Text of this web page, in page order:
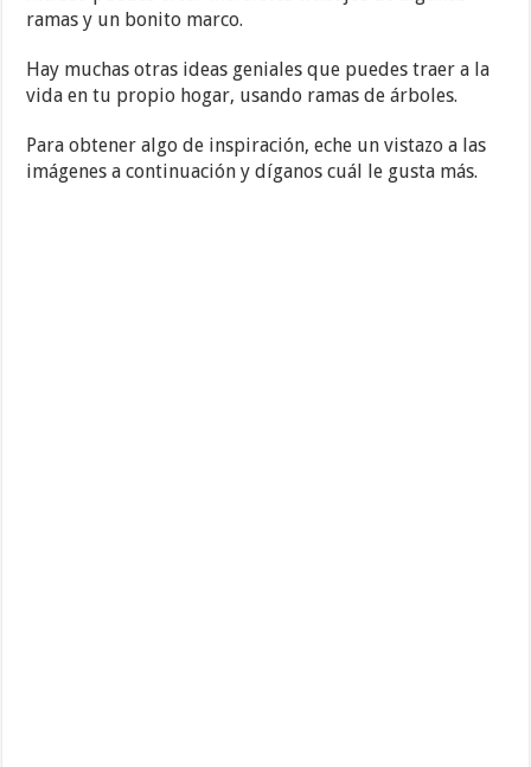
ramas y un bonito marco.
Hay muchas otras ideas geniales que puedes traer a la
vida en tu propio hogar, usando ramas de árboles.
Para obtener algo de inspiración, eche un vistazo a las
imágenes a continuación y díganos cuál le gusta más.